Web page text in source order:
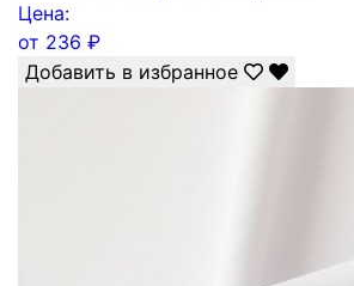
Цена:
от 236 ₽
Добавить в избранное